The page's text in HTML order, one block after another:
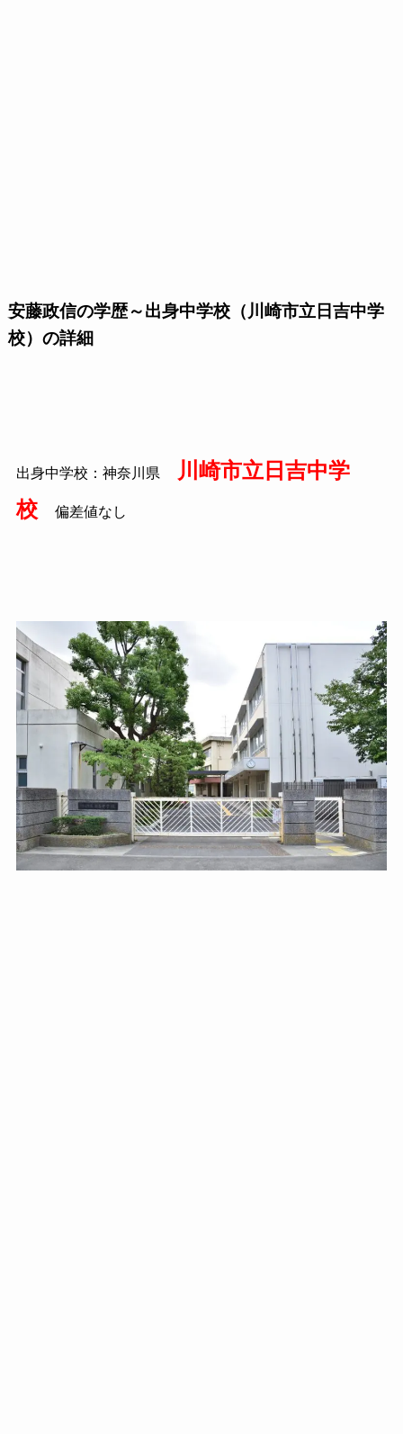
安藤政信の学歴～出身中学校（川崎市立日吉中学
校）の詳細
出身中学校：神奈川県
川崎市立日吉中学
校
偏差値なし